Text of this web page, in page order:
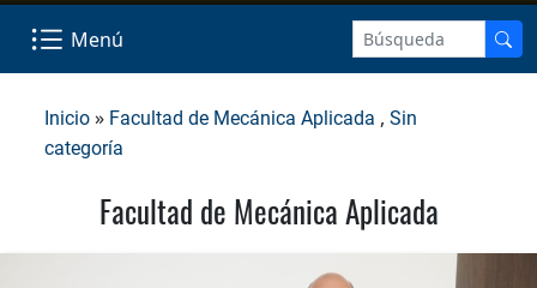
Menú
Inicio » Facultad de Mecánica Aplicada , Sin
categoría
Facultad de Mecánica Aplicada